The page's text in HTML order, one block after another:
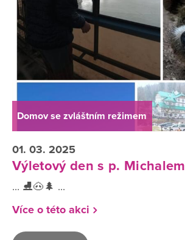
Domov se zvláštním režimem
01. 03. 2025
Výletový den s p. Michalem
... ⛸️🐽🌲 ...
Více o této akci